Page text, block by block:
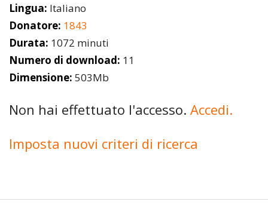
Lingua: Italiano
Donatore: 1843
Durata: 1072 minuti
Numero di download: 11
Dimensione: 503Mb
Non hai effettuato l'accesso. Accedi.
Imposta nuovi criteri di ricerca